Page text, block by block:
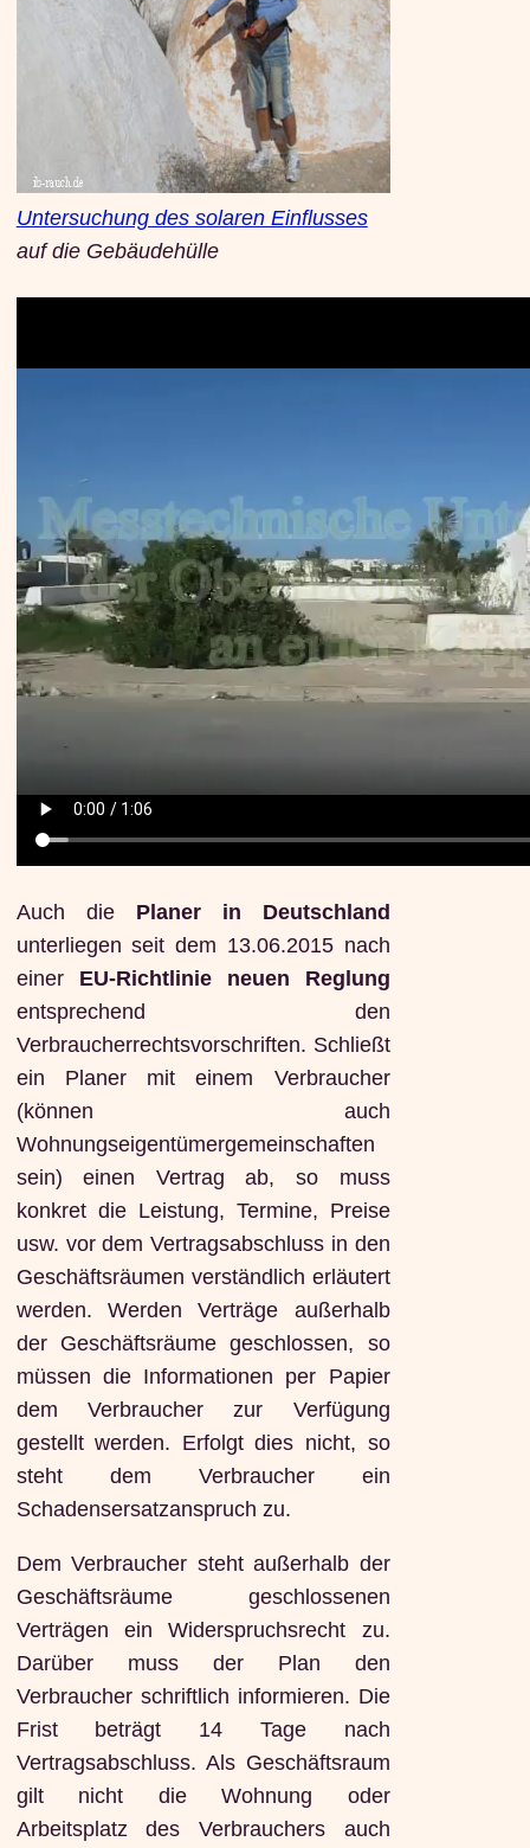
Untersuchung des solaren Einflusses
auf die Gebäudehülle
Auch die Planer in Deutschland
unterliegen seit dem 13.06.2015 nach
einer EU-Richtlinie neuen Reglung
entsprechend den
Verbraucherrechtsvorschriften. Schließt
ein Planer mit einem Verbraucher
(können auch
Wohnungseigentümergemeinschaften
sein) einen Vertrag ab, so muss
konkret die Leistung, Termine, Preise
usw. vor dem Vertragsabschluss in den
Geschäftsräumen verständlich erläutert
werden. Werden Verträge außerhalb
der Geschäftsräume geschlossen, so
müssen die Informationen per Papier
dem Verbraucher zur Verfügung
gestellt werden. Erfolgt dies nicht, so
steht dem Verbraucher ein
Schadensersatzanspruch zu.
Dem Verbraucher steht außerhalb der
Geschäftsräume geschlossenen
Verträgen ein Widerspruchsrecht zu.
Darüber muss der Plan den
Verbraucher schriftlich informieren. Die
Frist beträgt 14 Tage nach
Vertragsabschluss. Als Geschäftsraum
gilt nicht die Wohnung oder
Arbeitsplatz des Verbrauchers auch